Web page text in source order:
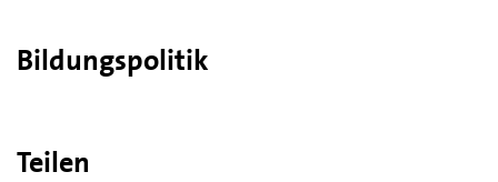
Bildungspolitik
Teilen